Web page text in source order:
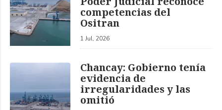
competencias del
Ositran
1 Jul, 2026
Chancay: Gobierno tenía
evidencia de
irregularidades y las
omitió